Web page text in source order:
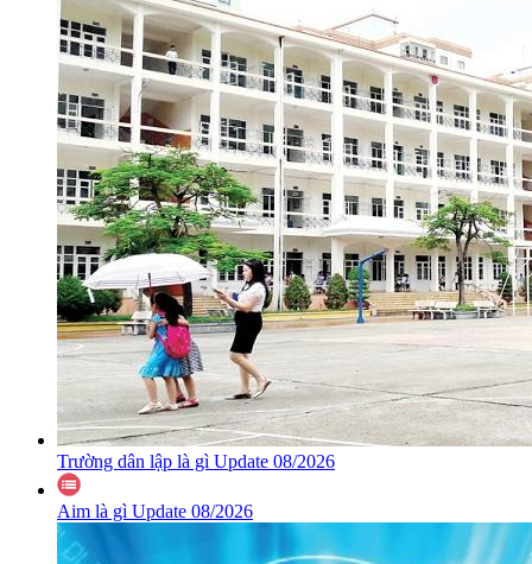
Trường dân lập là gì Update 08/2026
Aim là gì Update 08/2026